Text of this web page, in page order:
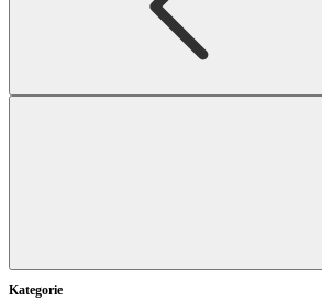
Kategorie